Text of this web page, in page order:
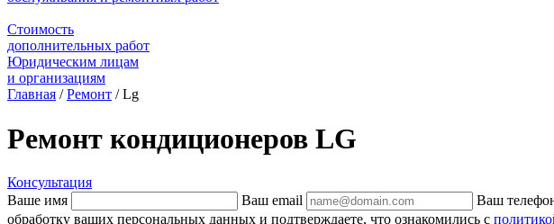
Стоимость
дополнительных работ
Юридическим лицам
и организациям
Главная /Ремонт /Lg
Ремонт кондиционеров LG
Консультация
Ваше имя
Ваш email Ваш
обработку ваших персональных данных и подтверждаете, что ознакомились с